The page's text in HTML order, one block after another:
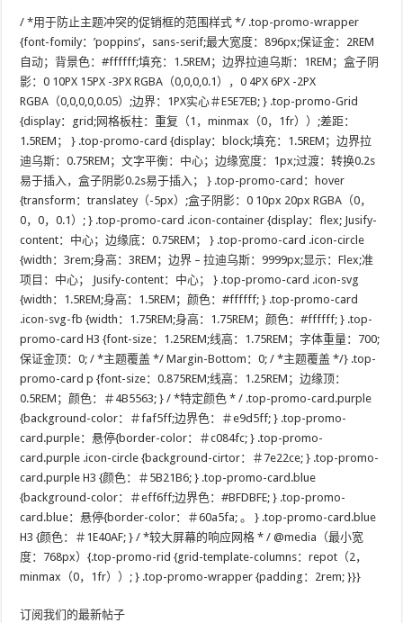
/ *用于防止主题冲突的促销框的范围样式 */ .top-promo-wrapper
{font-fomily：’poppins’，sans-serif;最大宽度：896px;保证金：2REM
自动；背景色：#ffffff;填充：1.5REM；边界拉迪乌斯：1REM；盒子阴
影：0 10PX 15PX -3PX RGBA（0,0,0,0.1），0 4PX 6PX -2PX
RGBA（0,0,0,0,0.05）;边界：1PX实心＃E5E7EB; } .top-promo-Grid
{display：grid;网格板柱：重复（1，minmax（0，1fr））;差距：
1.5REM； } .top-promo-card {display：block;填充：1.5REM；边界拉
迪乌斯：0.75REM；文字平衡：中心；边缘宽度：1px;过渡：转换0.2s
易于插入，盒子阴影0.2s易于插入； } .top-promo-card：hover
{transform：translatey（-5px）;盒子阴影：0 10px 20px RGBA（0，
0，0，0.1）; } .top-promo-card .icon-container {display：flex; Jusify-
content：中心；边缘底：0.75REM； } .top-promo-card .icon-circle
{width：3rem;身高：3REM；边界 – 拉迪乌斯：9999px;显示：Flex;准
项目：中心； Jusify-content：中心； } .top-promo-card .icon-svg
{width：1.5REM;身高：1.5REM；颜色：#ffffff; } .top-promo-card
.icon-svg-fb {width：1.75REM;身高：1.75REM；颜色：#ffffff; } .top-
promo-card H3 {font-size：1.25REM;线高：1.75REM；字体重量：700;
保证金顶：0; / *主题覆盖 */ Margin-Bottom：0; / *主题覆盖 */} .top-
promo-card p {font-size：0.875REM;线高：1.25REM；边缘顶：
0.5REM；颜色：＃4B5563; } / *特定颜色 * / .top-promo-card.purple
{background-color：＃faf5ff;边界色：＃e9d5ff; } .top-promo-
card.purple：悬停{border-color：＃c084fc; } .top-promo-
card.purple .icon-circle {background-cirtor：＃7e22ce; } .top-promo-
card.purple H3 {颜色：＃5B21B6; } .top-promo-card.blue
{background-color：＃eff6ff;边界色：#BFDBFE; } .top-promo-
card.blue：悬停{border-color：＃60a5fa; 。 } .top-promo-card.blue
H3 {颜色：＃1E40AF; } / *较大屏幕的响应网格 * / @media（最小宽
度：768px）{.top-promo-rid {grid-template-columns：repot（2，
minmax（0，1fr））; } .top-promo-wrapper {padding：2rem; }}}
订阅我们的最新帖子